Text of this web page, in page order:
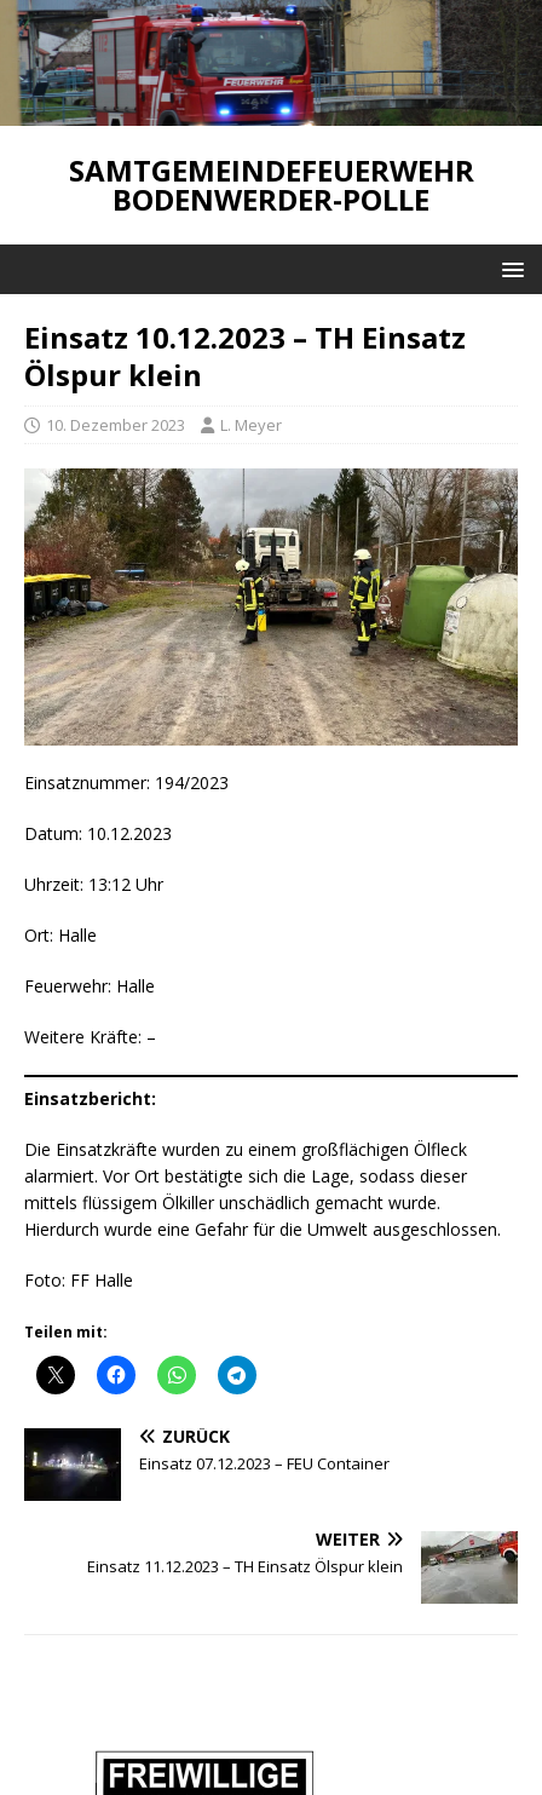
SAMTGEMEINDEFEUERWEHR
BODENWERDER-POLLE
Einsatz 10.12.2023 – TH Einsatz
Ölspur klein
10. Dezember 2023 L. Meyer
Einsatznummer: 194/2023
Datum: 10.12.2023
Uhrzeit: 13:12 Uhr
Ort: Halle
Feuerwehr: Halle
Weitere Kräfte: –
Einsatzbericht:
Die Einsatzkräfte wurden zu einem großflächigen Ölfleck
alarmiert. Vor Ort bestätigte sich die Lage, sodass dieser
mittels flüssigem Ölkiller unschädlich gemacht wurde.
Hierdurch wurde eine Gefahr für die Umwelt ausgeschlossen.
Foto: FF Halle
Teilen mit:
ZURÜCK
Einsatz 07.12.2023 – FEU Container
WEITER
Einsatz 11.12.2023 – TH Einsatz Ölspur klein